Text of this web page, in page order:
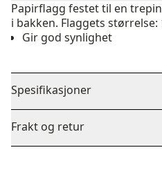
Papirflagg festet til en
i bakken. Flaggets størrelse:
Gir god synlighet
Spesifikasjoner
Frakt og retur